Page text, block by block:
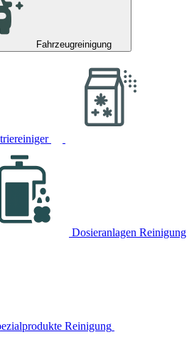
Fahrzeugreinigung
Dosieranlagen Reinigung
Reinigung